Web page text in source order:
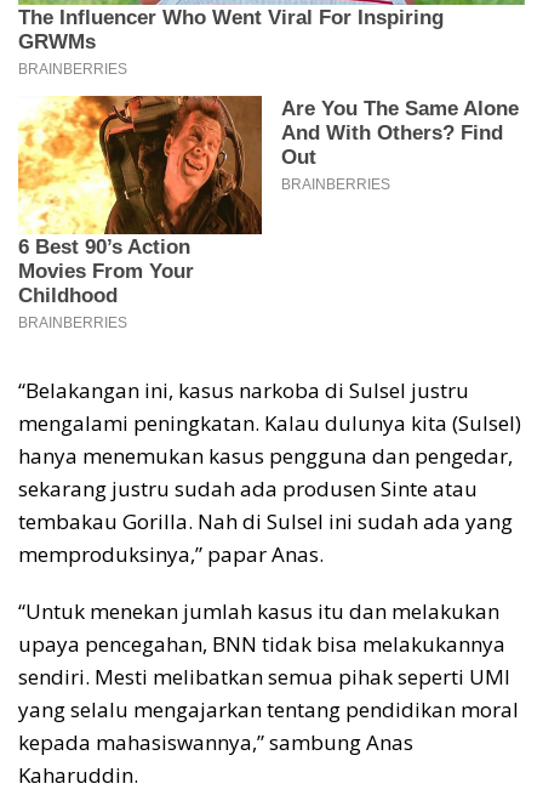
“Belakangan ini, kasus narkoba di Sulsel justru
mengalami peningkatan. Kalau dulunya kita (Sulsel)
hanya menemukan kasus pengguna dan pengedar,
sekarang justru sudah ada produsen Sinte atau
tembakau Gorilla. Nah di Sulsel ini sudah ada yang
memproduksinya,” papar Anas.
“Untuk menekan jumlah kasus itu dan melakukan
upaya pencegahan, BNN tidak bisa melakukannya
sendiri. Mesti melibatkan semua pihak seperti UMI
yang selalu mengajarkan tentang pendidikan moral
kepada mahasiswannya,” sambung Anas
Kaharuddin.